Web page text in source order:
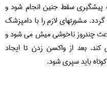
پیشگیری سقط جنین انجام شود و
مشورتهای لازم را با دامپزشک
چندروز ناخوشی میش می شود و
بعد از واکسن زدن تا ایجاد
باید سپری شود.